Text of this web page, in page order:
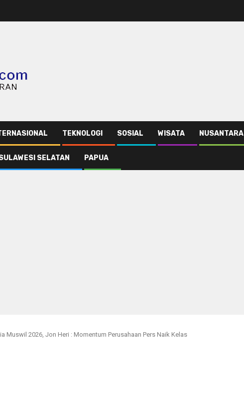
TEKNOLOGI SOSIAL WISATA NUSANTARA
SELATAN PAPUA
Muswil 2026, Jon Heri : Momentum Perusahaan Pers Naik Kelas